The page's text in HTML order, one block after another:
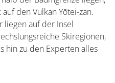
den Vulkan Yōtei-zan.
liegen auf der Insel
Skiregionen,
hin zu den Experten alles